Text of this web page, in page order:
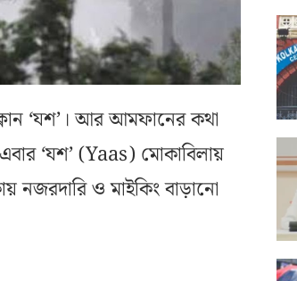
‘যশ’। আর আমফানের কথা
‘যশ’ (Yaas) মোকাবিলায়
ও মাইকিং বাড়ানো